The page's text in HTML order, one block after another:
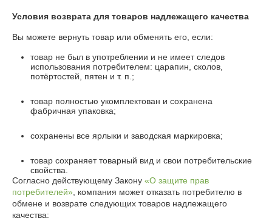
Условия возврата для товаров надлежащего качества
Вы можете вернуть товар или обменять его, если:
товар не был в употреблении и не имеет следов
использования потребителем: царапин, сколов,
потёртостей, пятен и т. п.;
товар полностью укомплектован и сохранена
фабричная упаковка;
сохранены все ярлыки и заводская маркировка;
товар сохраняет товарный вид и свои потребительские
свойства.
Согласно действующему Закону «О защите прав
потребителей» , компания может отказать потребителю в
обмене и возврате следующих товаров надлежащего
качества: